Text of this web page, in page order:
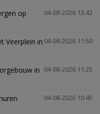
04-08-2026 13:42
op
04-08-2026 11:50
Veerplein in
04-08-2026 11:25
in
04-08-2026 10:45